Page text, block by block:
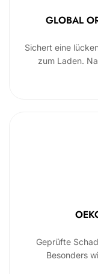
GLOBAL
Sichert eine
zum Laden.
Geprüfte
Besonders